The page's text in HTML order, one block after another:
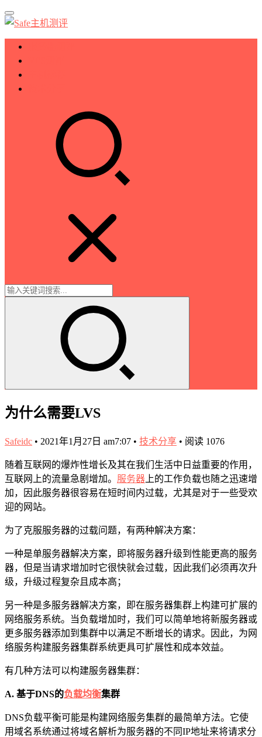
为什么需要LVS
Safeidc • 2021年1月27日 am7:07 • 技术分享 • 阅读 1076
随着互联网的爆炸性增长及其在我们生活中日益重要的作用，
互联网上的流量急剧增加。 服务器 上的工作负载也随之迅速增
加，因此服务器很容易在短时间内过载，尤其是对于一些受欢
迎的网站。
为了克服服务器的过载问题，有两种解决方案：
一种是单服务器解决方案，即将服务器升级到性能更高的服务
器，但是当请求增加时它很快就会过载，因此我们必须再次升
级，升级过程复杂且成本高；
另一种是多服务器解决方案，即在服务器集群上构建可扩展的
网络服务系统。当负载增加时，我们可以简单地将新服务器或
更多服务器添加到集群中以满足不断增长的请求。因此，为网
络服务构建服务器集群系统更具可扩展性和成本效益。
有几种方法可以构建服务器集群：
A. 基于DNS的负载均衡集群
DNS负载平衡可能是构建网络服务集群的最简单方法。它使
用域名系统通过将域名解析为服务器的不同IP地址来将请求分